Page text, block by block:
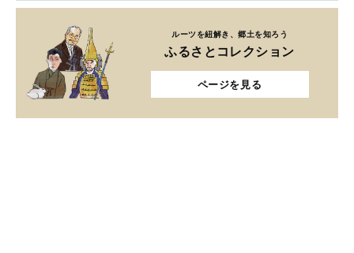
ルーツを紐解き、郷土を知ろう
ふるさとコレクション
ページを見る